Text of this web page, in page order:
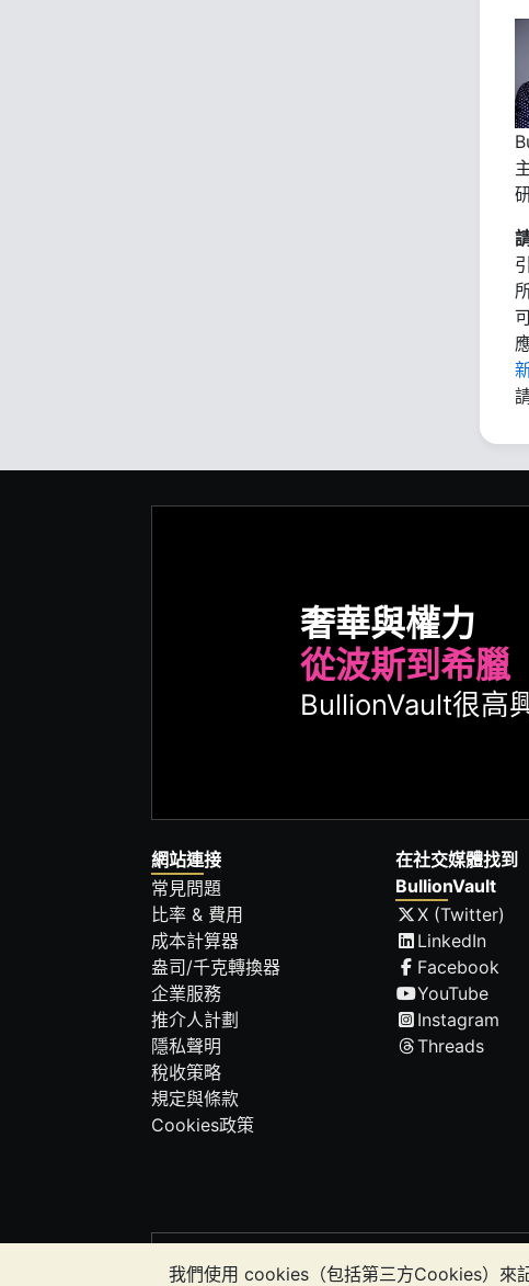
我們使用 cookies（包括第三方Cookies）來
奢華與權力
從波斯到希臘
BullionVault很高
網站連接
常見問題
比率 & 費用
成本計算器
盎司/千克轉換器
企業服務
推介人計劃
隱私聲明
稅收策略
規定與條款
Cookies政策
在社交媒體找到
BullionVault
X (Twitter)
LinkedIn
Facebook
YouTube
Instagram
Threads